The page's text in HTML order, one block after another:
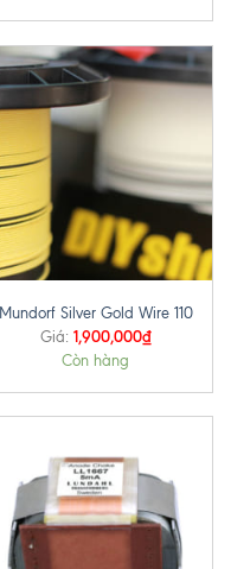
Mundorf Silver Gold Wire 110
Giá: 1,900,000₫
Còn hàng